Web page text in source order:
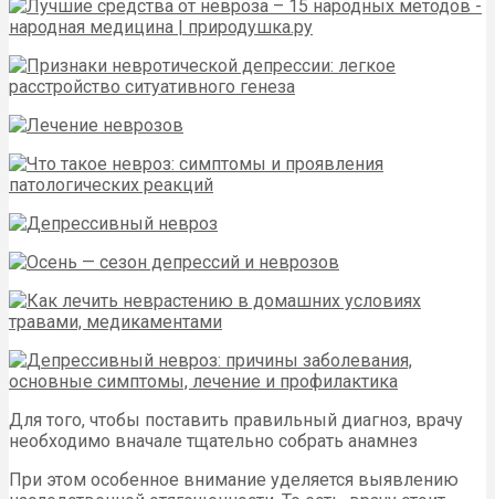
Для того, чтобы поставить правильный диагноз, врачу
необходимо вначале тщательно собрать анамнез
При этом особенное внимание уделяется выявлению